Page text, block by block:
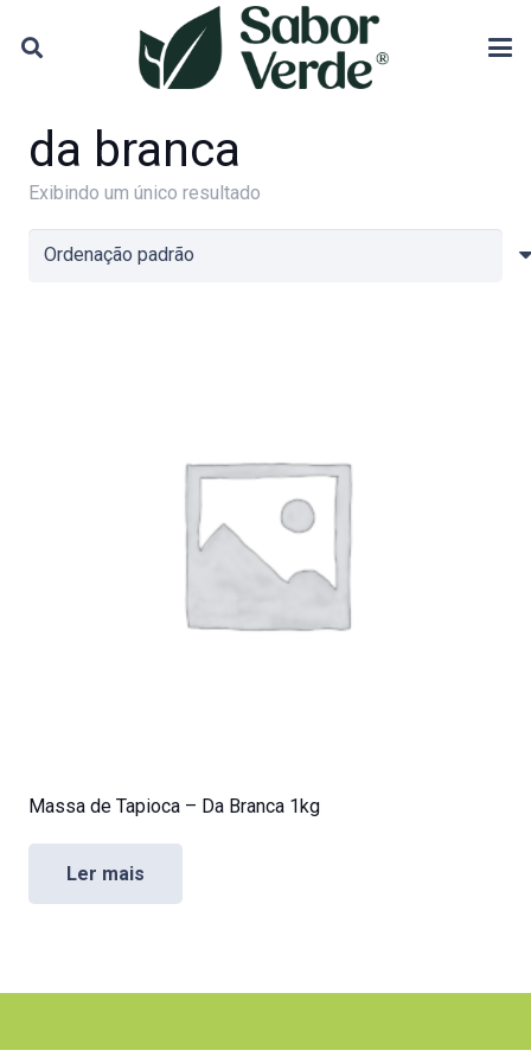
da branca
Exibindo um único resultado
Massa de Tapioca – Da Branca 1kg
Ler mais